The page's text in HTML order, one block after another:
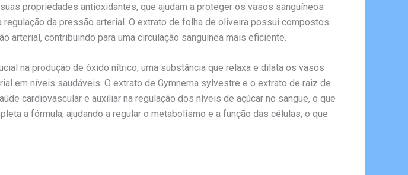
propriedades antioxidantes, que ajudam a proteger os vasos sanguíneos
da pressão arterial. O extrato de folha de oliveira possui compostos
arterial, contribuindo para uma circulação sanguínea mais eficiente.
na produção de óxido nítrico, uma substância que relaxa e dilata os vasos
em níveis saudáveis. O extrato de Gymnema sylvestre e o extrato de raiz de
cardiovascular e auxiliar na regulação dos níveis de açúcar no sangue, o que
a fórmula, ajudando a regular o metabolismo e a função das células, o que